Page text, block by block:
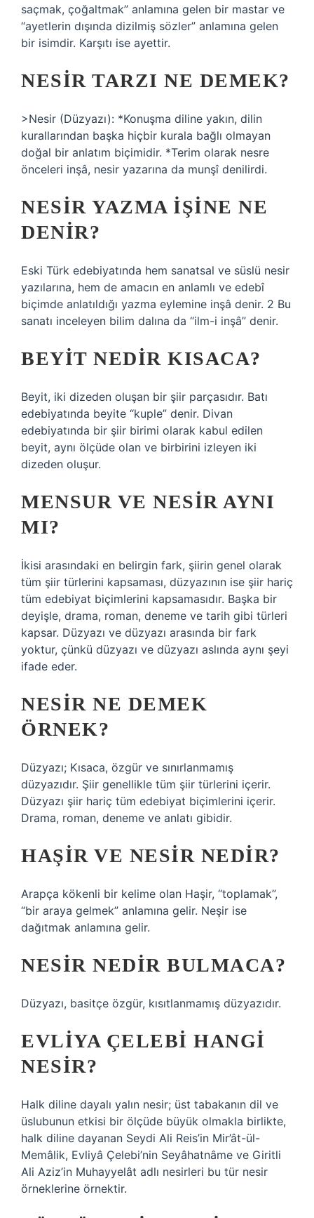
saçmak, çoğaltmak” anlamına gelen bir mastar ve
“ayetlerin dışında dizilmiş sözler” anlamına gelen
bir isimdir. Karşıtı ise ayettir.
NESIR TARZI NE DEMEK?
>Nesir (Düzyazı): *Konuşma diline yakın, dilin
kurallarından başka hiçbir kurala bağlı olmayan
doğal bir anlatım biçimidir. *Terim olarak nesre
önceleri inşâ, nesir yazarına da munşî denilirdi.
NESIR YAZMA IŞINE NE
DENIR?
Eski Türk edebiyatında hem sanatsal ve süslü nesir
yazılarına, hem de amacın en anlamlı ve edebî
biçimde anlatıldığı yazma eylemine inşâ denir. 2 Bu
sanatı inceleyen bilim dalına da “ilm-i inşâ” denir.
BEYIT NEDIR KISACA?
Beyit, iki dizeden oluşan bir şiir parçasıdır. Batı
edebiyatında beyite “kuple” denir. Divan
edebiyatında bir şiir birimi olarak kabul edilen
beyit, aynı ölçüde olan ve birbirini izleyen iki
dizeden oluşur.
MENSUR VE NESIR AYNI
MI?
İkisi arasındaki en belirgin fark, şiirin genel olarak
tüm şiir türlerini kapsaması, düzyazının ise şiir hariç
tüm edebiyat biçimlerini kapsamasıdır. Başka bir
deyişle, drama, roman, deneme ve tarih gibi türleri
kapsar. Düzyazı ve düzyazı arasında bir fark
yoktur, çünkü düzyazı ve düzyazı aslında aynı şeyi
ifade eder.
NESIR NE DEMEK
ÖRNEK?
Düzyazı; Kısaca, özgür ve sınırlanmamış
düzyazıdır. Şiir genellikle tüm şiir türlerini içerir.
Düzyazı şiir hariç tüm edebiyat biçimlerini içerir.
Drama, roman, deneme ve anlatı gibidir.
HAŞIR VE NESIR NEDIR?
Arapça kökenli bir kelime olan Haşir, “toplamak”,
“bir araya gelmek” anlamına gelir. Neşir ise
dağıtmak anlamına gelir.
NESIR NEDIR BULMACA?
Düzyazı, basitçe özgür, kısıtlanmamış düzyazıdır.
EVLIYA ÇELEBI HANGI
NESIR?
Halk diline dayalı yalın nesir; üst tabakanın dil ve
üslubunun etkisi bir ölçüde büyük olmakla birlikte,
halk diline dayanan Seydi Ali Reis’in Mir’ât-ül-
Memâlik, Evliyâ Çelebi’nin Seyâhatnâme ve Giritli
Ali Aziz’in Muhayyelât adlı nesirleri bu tür nesir
örneklerine örnektir.